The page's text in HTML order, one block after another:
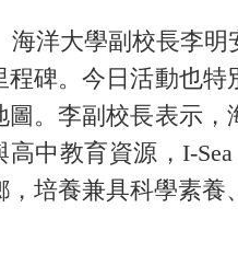
海洋大學副校長李明
程碑。今日活動也
圖。李副校長表示，
高中教育資源，I-
，培養兼具科學素養